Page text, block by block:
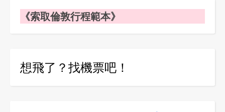
《索取倫敦行程範本》
想飛了？找機票吧！